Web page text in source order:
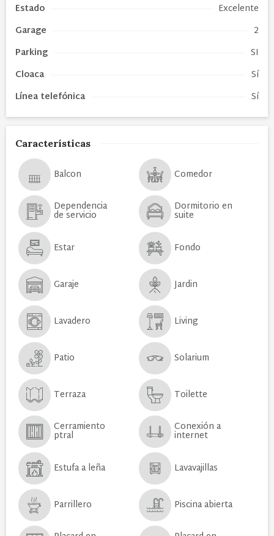
Estado
Excelente
Garage
2
Parking
SI
Cloaca
Sí
Línea telefónica
Sí
Características
Balcon Comedor
Dependencia
de servicio
Dormitorio en
suite
Estar Fondo
Garaje Jardin
Lavadero Living
Patio Solarium
Terraza Toilette
Cerramiento
ptral
Conexión a
internet
Estufa a leña Lavavajillas
Parrillero Piscina abierta